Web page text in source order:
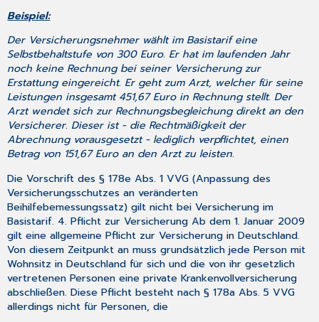
Beispiel:
Der Versicherungsnehmer wählt im Basistarif eine
Selbstbehaltstufe von 300 Euro. Er hat im laufenden Jahr
noch keine Rechnung bei seiner Versicherung zur
Erstattung eingereicht. Er geht zum Arzt, welcher für seine
Leistungen insgesamt 451,67 Euro in Rechnung stellt. Der
Arzt wendet sich zur Rechnungsbegleichung direkt an den
Versicherer. Dieser ist - die Rechtmäßigkeit der
Abrechnung vorausgesetzt - lediglich verpflichtet, einen
Betrag von 151,67 Euro an den Arzt zu leisten.
Die Vorschrift des § 178e Abs. 1 VVG (Anpassung des
Versicherungsschutzes an veränderten
Beihilfebemessungssatz) gilt nicht bei Versicherung im
Basistarif. 4. Pflicht zur Versicherung Ab dem 1. Januar 2009
gilt eine allgemeine Pflicht zur Versicherung in Deutschland.
Von diesem Zeitpunkt an muss grundsätzlich jede Person mit
Wohnsitz in Deutschland für sich und die von ihr gesetzlich
vertretenen Personen eine private Krankenvollversicherung
abschließen. Diese Pflicht besteht nach § 178a Abs. 5 VVG
allerdings nicht für Personen, die